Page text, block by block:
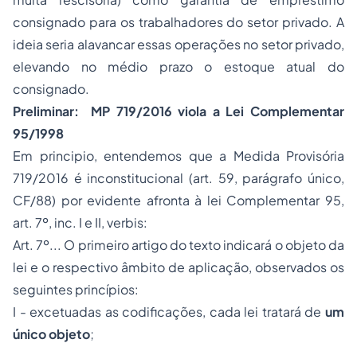
consignado para os trabalhadores do setor privado. A
ideia seria alavancar essas operações no setor privado,
elevando no médio prazo o estoque atual do
consignado.
Preliminar: MP 719/2016 viola a Lei Complementar
95/1998
Em principio, entendemos que a Medida Provisória
719/2016 é inconstitucional (art. 59, parágrafo único,
CF/88) por evidente afronta à lei Complementar 95,
art. 7º, inc. I e II, verbis:
Art. 7º... O primeiro artigo do texto indicará o objeto da
lei e o respectivo âmbito de aplicação, observados os
seguintes princípios:
I - excetuadas as codificações, cada lei tratará de um
único objeto;